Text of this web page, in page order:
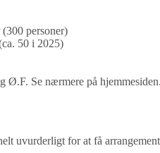
personer)
50 i 2025)
Ø.F. Se nærmere på hjemmesiden.
uvurderligt for at få